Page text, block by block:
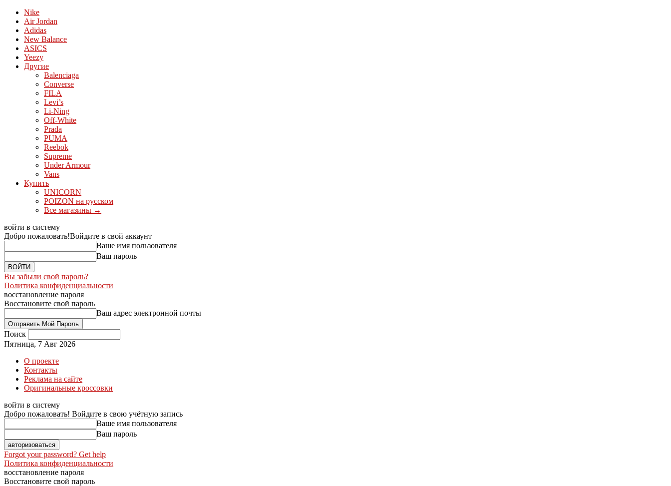
Nike
Air Jordan
Adidas
New Balance
ASICS
Yeezy
Другие
Balenciaga
Converse
FILA
Levi’s
Li-Ning
Off-White
Prada
PUMA
Reebok
Supreme
Under Armour
Vans
Купить
UNICORN
POIZON на русском
Все магазины →
войти в систему
Добро пожаловать!Войдите в свой аккаунт
Ваше имя пользователя
Ваш пароль
Вы забыли свой пароль?
Политика конфиденциальности
восстановление пароля
Восстановите свой пароль
Ваш адрес электронной почты
Поиск
Пятница, 7 Авг 2026
О проекте
Контакты
Реклама на сайте
Оригинальные кроссовки
войти в систему
Добро пожаловать! Войдите в свою учётную запись
Ваше имя пользователя
Ваш пароль
Forgot your password? Get help
Политика конфиденциальности
восстановление пароля
Восстановите свой пароль